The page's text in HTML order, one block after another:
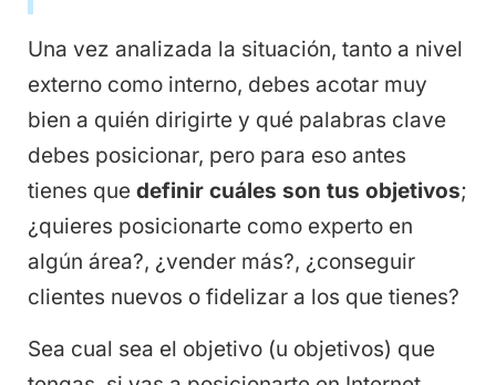
Una vez analizada la situación, tanto a nivel
externo como interno, debes acotar muy
bien a quién dirigirte y qué palabras clave
debes posicionar, pero para eso antes
tienes que definir cuáles son tus objetivos;
¿quieres posicionarte como experto en
algún área?, ¿vender más?, ¿conseguir
clientes nuevos o fidelizar a los que tienes?
Sea cual sea el objetivo (u objetivos) que